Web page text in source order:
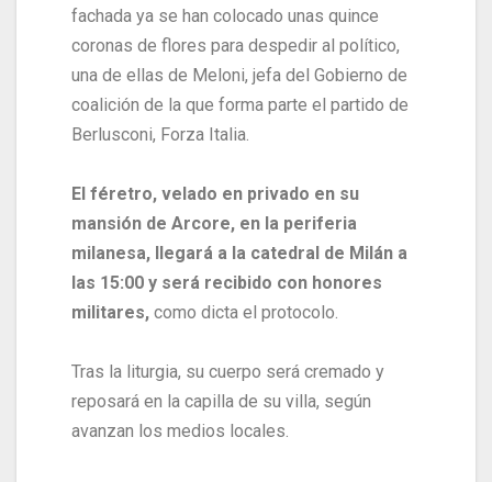
fachada ya se han colocado unas quince
coronas de flores para despedir al político,
una de ellas de Meloni, jefa del Gobierno de
coalición de la que forma parte el partido de
Berlusconi, Forza Italia.
El féretro, velado en privado en su
mansión de Arcore, en la periferia
milanesa, llegará a la catedral de Milán a
las 15:00 y será recibido con honores
militares, como dicta el protocolo.
Tras la liturgia, su cuerpo será cremado y
reposará en la capilla de su villa, según
avanzan los medios locales.